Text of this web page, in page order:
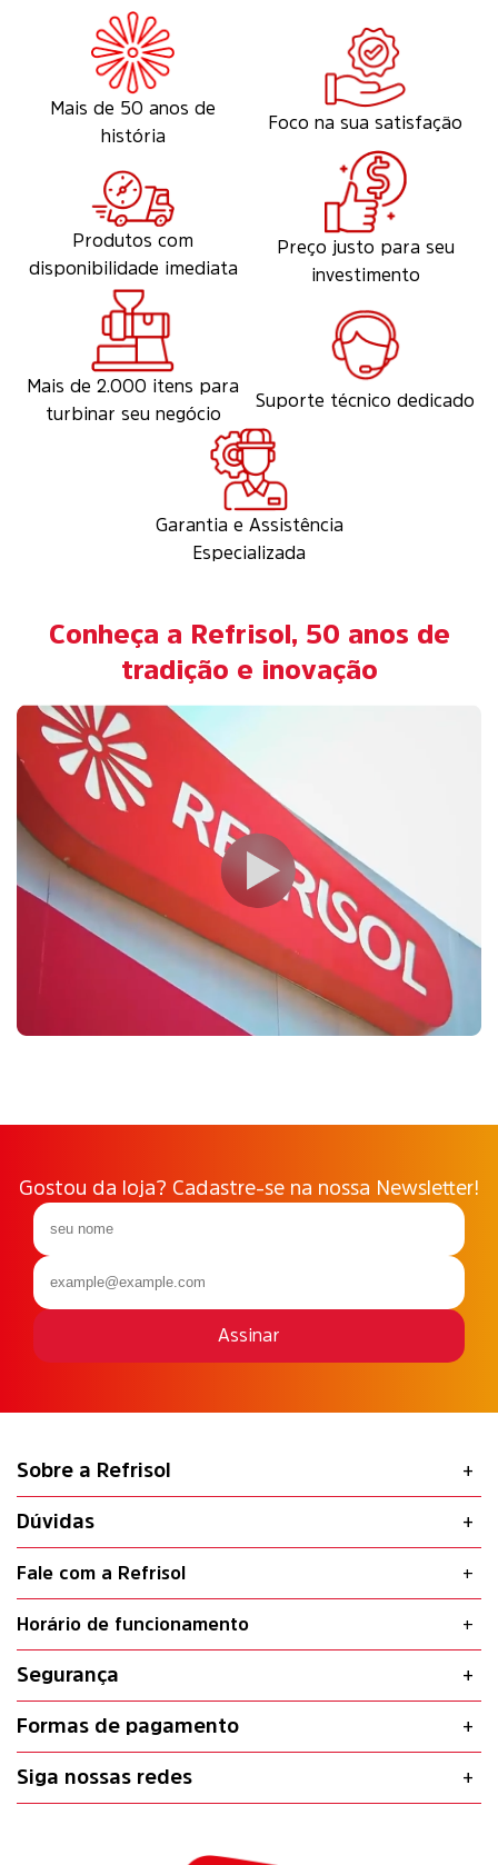
Mais de 50 anos de
história
Foco na sua satisfação
Produtos com
disponibilidade imediata
Preço justo para seu
investimento
Mais de 2.000 itens para
turbinar seu negócio
Suporte técnico dedicado
Garantia e Assistência
Especializada
Conheça a Refrisol, 50 anos de
tradição e inovação
Gostou da loja? Cadastre-se na nossa Newsletter!
Assinar
Sobre a Refrisol
Dúvidas
Fale com a Refrisol
Horário de funcionamento
Segurança
Formas de pagamento
Siga nossas redes